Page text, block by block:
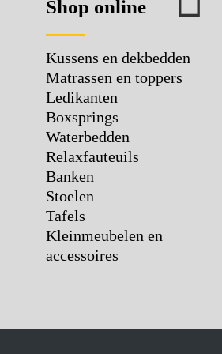
Shop online
Kussens en dekbedden
Matrassen en toppers
Ledikanten
Boxsprings
Waterbedden
Relaxfauteuils
Banken
Stoelen
Tafels
Kleinmeubelen en
accessoires